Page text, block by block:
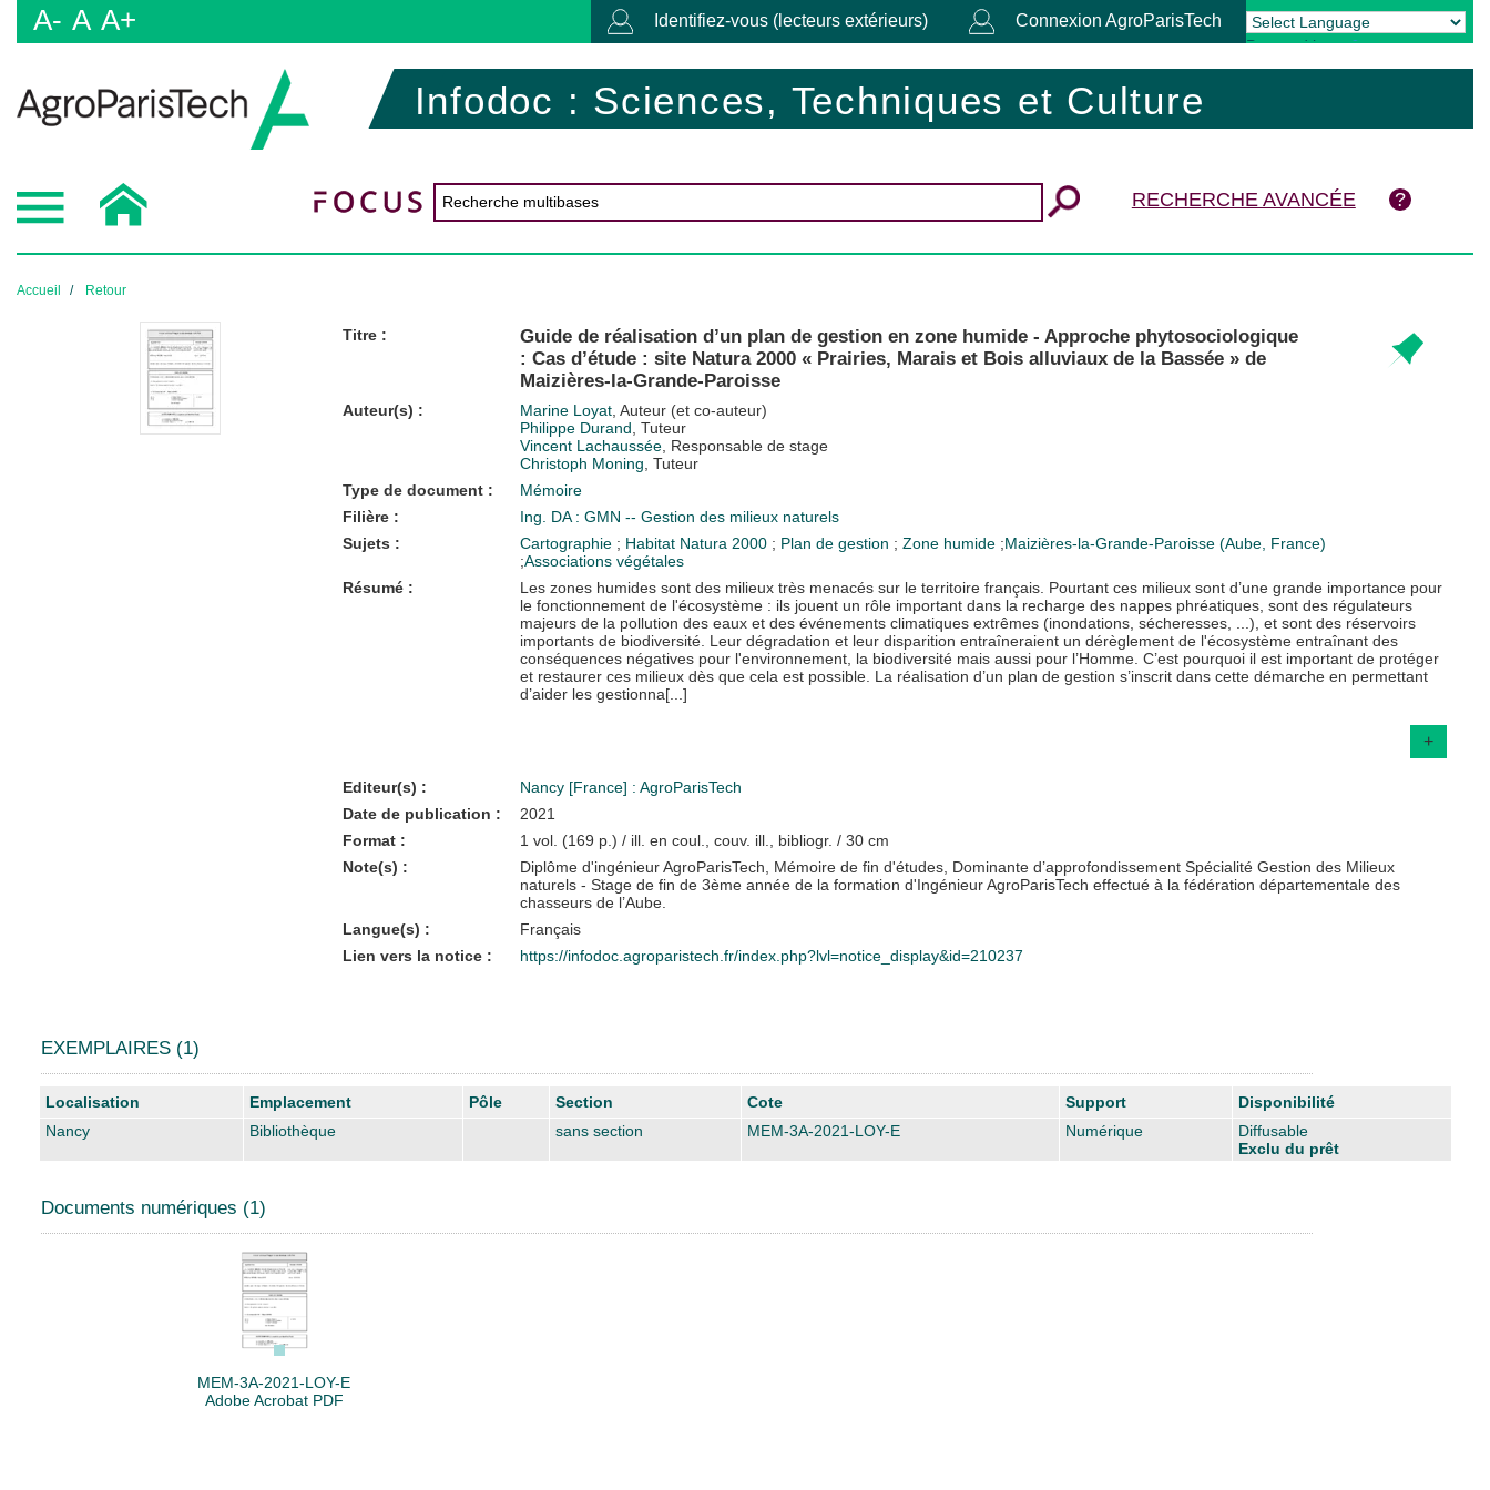
A- A A+ Identifiez-vous (lecteurs extérieurs) Connexion AgroParisTech
Powered by Translate
Infodoc : Sciences, Techniques et Culture
RECHERCHE AVANCÉE
Accueil Retour
Titre :
Guide de réalisation d’un plan de gestion en zone humide - Approche phytosociologique
: Cas d’étude : site Natura 2000 « Prairies, Marais et Bois alluviaux de la Bassée » de
Maizières-la-Grande-Paroisse
Auteur(s) : Marine Loyat, Auteur (et co-auteur)
Philippe Durand , Tuteur
Vincent Lachaussée, Responsable de stage
Christoph Moning , Tuteur
Type de document :
Mémoire
Filière :
Ing. DA : GMN -- Gestion des milieux naturels
Sujets :
Cartographie ; Habitat Natura 2000 ; Plan de gestion ; Zone humide ;Maizières-la-Grande-Paroisse (Aube, France)
;Associations végétales
Résumé :
Les zones humides sont des milieux très menacés sur le territoire français. Pourtant ces milieux sont d’une grande importance pour
le fonctionnement de l'écosystème : ils jouent un rôle important dans la recharge des nappes phréatiques, sont des régulateurs
majeurs de la pollution des eaux et des événements climatiques extrêmes (inondations, sécheresses, ...), et sont des réservoirs
importants de biodiversité. Leur dégradation et leur disparition entraîneraient un dérèglement de l'écosystème entraînant des
conséquences négatives pour l'environnement, la biodiversité mais aussi pour l’Homme. C’est pourquoi il est important de protéger
et restaurer ces milieux dès que cela est possible. La réalisation d’un plan de gestion s’inscrit dans cette démarche en permettant
d’aider les gestionna[...]
+
Editeur(s) :
Nancy [France] : AgroParisTech
Date de publication :
2021
Format :
1 vol. (169 p.) / ill. en coul., couv. ill., bibliogr. / 30 cm
Note(s) :
Diplôme d'ingénieur AgroParisTech, Mémoire de fin d'études, Dominante d’approfondissement Spécialité Gestion des Milieux
naturels - Stage de fin de 3ème année de la formation d'Ingénieur AgroParisTech effectué à la fédération départementale des
chasseurs de l’Aube.
Langue(s) :
Français
Lien vers la notice :
https://infodoc.agroparistech.fr/index.php?lvl=notice_display&id=210237
EXEMPLAIRES (1)
Liste des exemplaires
Localisation Emplacement Pôle Section Cote Support
Disponibilité
Nancy
Bibliothèque sans section MEM-3A-2021-LOY-E Numérique
Diffusable
Exclu du prêt
Documents numériques (1)
MEM-3A-2021-LOY-E
Adobe Acrobat PDF